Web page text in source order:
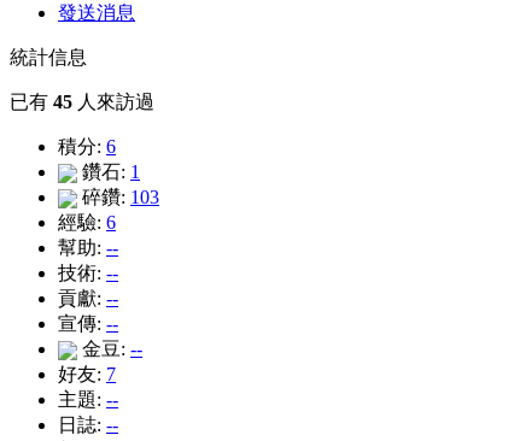
發送消息
統計信息
已有 45 人來訪過
積分: 6
鑽石: 1
碎鑽: 103
經驗: 6
幫助: --
技術: --
貢獻: --
宣傳: --
金豆: --
好友: 7
主題: --
日誌: --